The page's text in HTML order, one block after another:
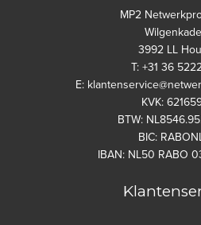
MP2
3992 LL
T: +31 36
E:
KVK:
BTW:
BIC:
IBAN: NL50 RABO